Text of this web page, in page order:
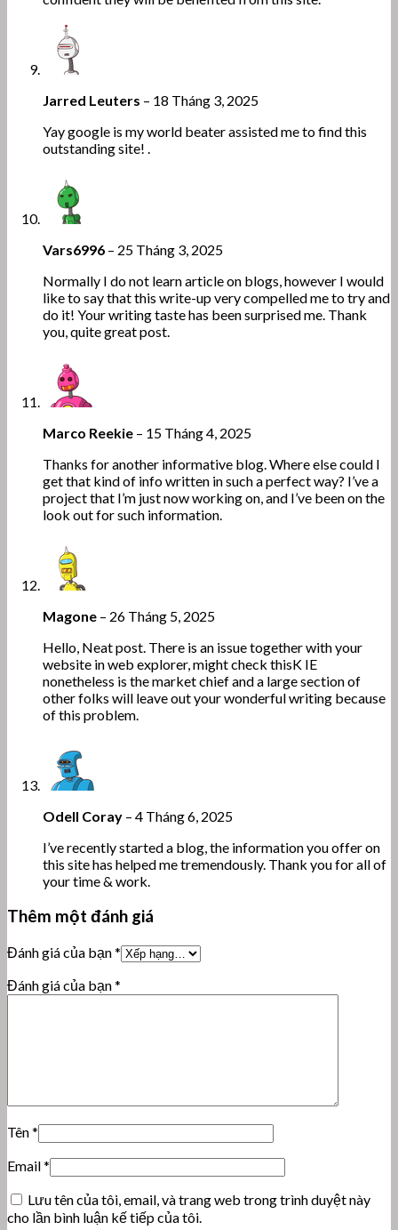
Jarred Leuters – 18 Tháng 3, 2025
Yay google is my world beater assisted me to find this
outstanding site! .
Vars6996 – 25 Tháng 3, 2025
Normally I do not learn article on blogs, however I would
like to say that this write-up very compelled me to try and
do it! Your writing taste has been surprised me. Thank
you, quite great post.
Marco Reekie – 15 Tháng 4, 2025
Thanks for another informative blog. Where else could I
get that kind of info written in such a perfect way? I’ve a
project that I’m just now working on, and I’ve been on the
look out for such information.
Magone – 26 Tháng 5, 2025
Hello, Neat post. There is an issue together with your
website in web explorer, might check thisK IE
nonetheless is the market chief and a large section of
other folks will leave out your wonderful writing because
of this problem.
Odell Coray – 4 Tháng 6, 2025
I’ve recently started a blog, the information you offer on
this site has helped me tremendously. Thank you for all of
your time & work.
Thêm một đánh giá
Đánh giá của bạn*
Đánh giá của bạn*
Tên*
Email*
Lưu tên của tôi, email, và trang web trong trình duyệt này
cho lần bình luận kế tiếp của tôi.